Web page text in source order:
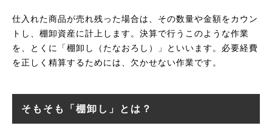
仕入れた商品が売れ残った場合は、その数量や金額をカウン
トし、棚卸資産に計上します。決算で行うこのような作業
を、とくに「棚卸し（たなおろし）」といいます。必要経費
を正しく精算するためには、欠かせない作業です。
そもそも「棚卸し」とは？